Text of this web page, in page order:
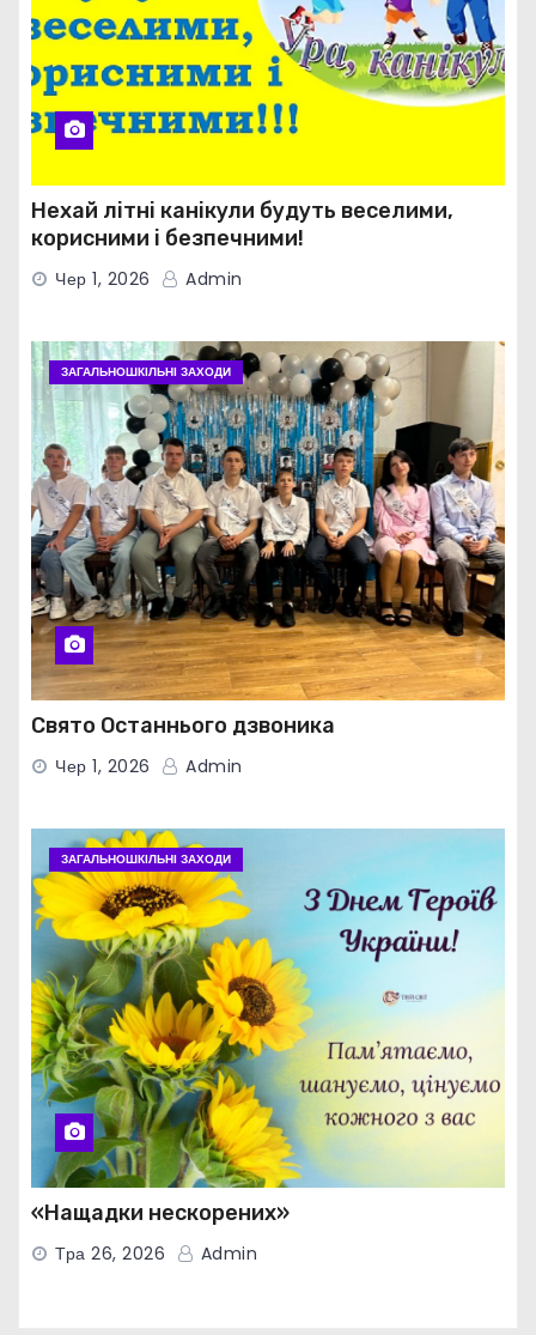
Нехай літні канікули будуть веселими,
корисними і безпечними!
Чер 1, 2026 Admin
ЗАГАЛЬНОШКІЛЬНІ ЗАХОДИ
Свято Останнього дзвоника
Чер 1, 2026 Admin
ЗАГАЛЬНОШКІЛЬНІ ЗАХОДИ
«Нащадки нескорених»
Тра 26, 2026 Admin